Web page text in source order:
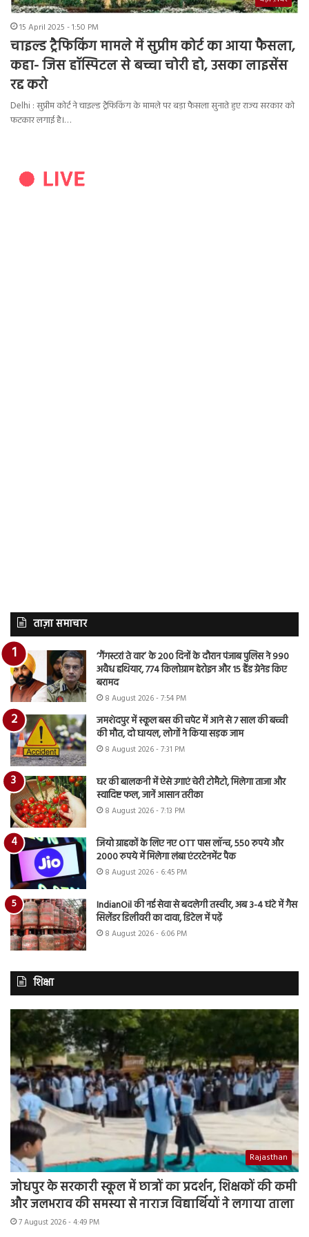
15 April 2025 - 1:50 PM
चाइल्ड ट्रैफिकिंग मामले में सुप्रीम कोर्ट का आया फैसला,
कहा- जिस हॉस्पिटल से बच्चा चोरी हो, उसका लाइसेंस
रद्द करो
Delhi : सुप्रीम कोर्ट ने चाइल्ड ट्रैफिकिंग के मामले पर बड़ा फैसला सुनाते हुए राज्य सरकार को
फटकार लगाई है।…
ताज़ा समाचार
‘गैंगस्टरां ते वार’ के 200 दिनों के दौरान पंजाब पुलिस ने 990
अवैध हथियार, 774 किलोग्राम हेरोइन और 15 हैंड ग्रेनेड किए
बरामद
8 August 2026 - 7:54 PM
जमशेदपुर में स्कूल बस की चपेट में आने से 7 साल की बच्ची
की मौत, दो घायल, लोगों ने किया सड़क जाम
8 August 2026 - 7:31 PM
घर की बालकनी में ऐसे उगाएं चेरी टोमैटो, मिलेगा ताजा और
स्वादिष्ट फल, जानें आसान तरीका
8 August 2026 - 7:13 PM
जियो ग्राहकों के लिए नए OTT पास लॉन्च, 550 रुपये और
2000 रुपये में मिलेगा लंबा एंटरटेनमेंट पैक
8 August 2026 - 6:45 PM
IndianOil की नई सेवा से बदलेगी तस्वीर, अब 3-4 घंटे में गैस
सिलेंडर डिलीवरी का दावा, डिटेल में पढ़ें
8 August 2026 - 6:06 PM
शिक्षा
Rajasthan
जोधपुर के सरकारी स्कूल में छात्रों का प्रदर्शन, शिक्षकों की कमी
और जलभराव की समस्या से नाराज विद्यार्थियों ने लगाया ताला
7 August 2026 - 4:49 PM